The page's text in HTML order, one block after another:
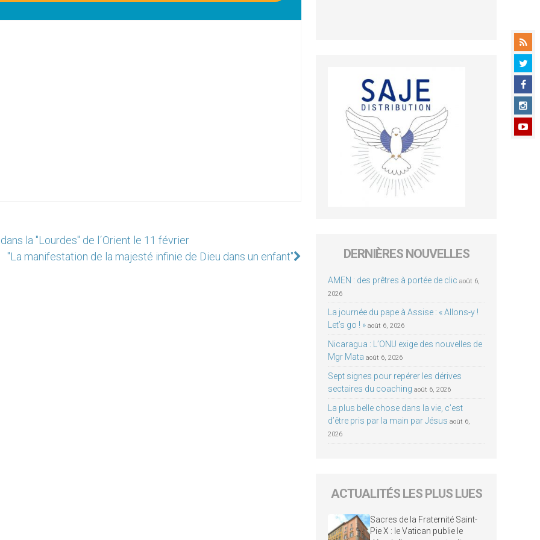
la "Lourdes" de l´Orient le 11 février
"La manifestation de la majesté infinie de Dieu dans un enfant"
DERNIÈRES NOUVELLES
AMEN : des prêtres à portée de clic août 6,
2026
La journée du pape à Assise : « Allons-y !
Let’s go ! » août 6, 2026
Nicaragua : L’ONU exige des nouvelles de
Mgr Mata août 6, 2026
Sept signes pour repérer les dérives
sectaires du coaching août 6, 2026
La plus belle chose dans la vie, c’est
d’être pris par la main par Jésus août 6,
2026
ACTUALITÉS LES PLUS LUES
Sacres de la Fraternité Saint-
Pie X : le Vatican publie le